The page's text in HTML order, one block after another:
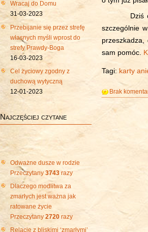
Wracaj do Domu
31-03-2023
Przebijanie się przez strefę
własnych myśli wprost do
strefy Prawdy-Boga
16-03-2023
Cel życiowy zgodny z
duchową wytyczną
12-01-2023
Najczęściej czytane
Odważne dusze w rodzie
Przeczytany 3743 razy
Dlaczego modlitwa za
zmarłych jest ważna jak
ratowane życie
Przeczytany 2720 razy
Relacje z bliskimi ‘zmarłymi’
Dziś
szczególnie
sam pomóc.
Tagi: karty
Brak